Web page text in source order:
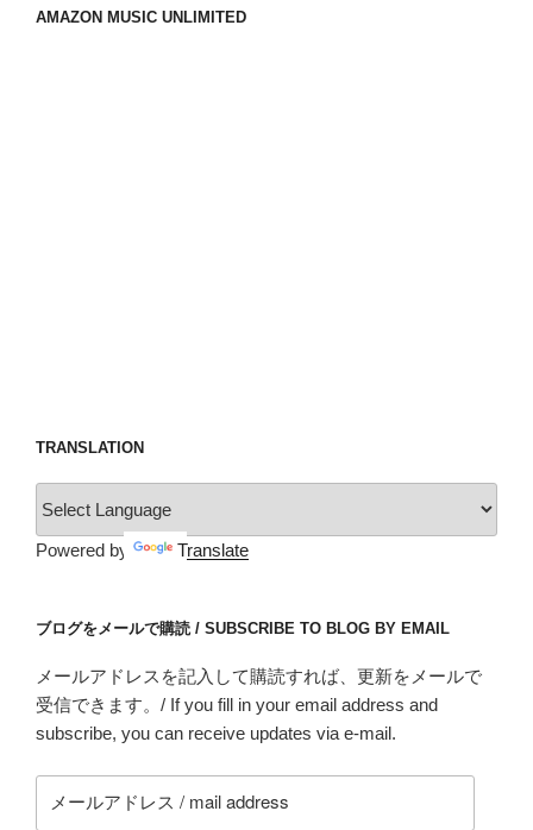
付
about
best
way
to
with
lifestyles
for
local
AMAZON MUSIC UNLIMITED
TRANSLATION
Powered by Translate
ブログをメールで購読 / SUBSCRIBE TO BLOG BY EMAIL
メールアドレスを記入して購読すれば、更新をメールで
受信できます。/ If you fill in your email address and
subscribe, you can receive updates via e-mail.
ー